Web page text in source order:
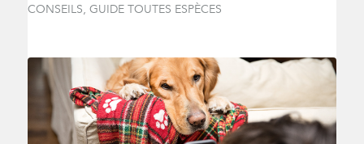
CONSEILS, GUIDE TOUTES ESPÈCES